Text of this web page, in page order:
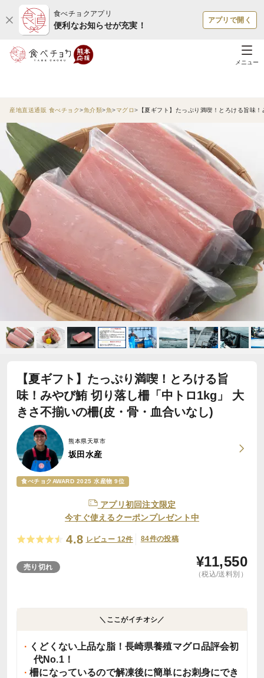
食べチョクアプリ
便利なお知らせが充実！
アプリで開く
メニュー
産地直送通販 食べチョク 魚介類 魚 マグロ 【夏ギフト】たっぷり満喫！とろける旨味
【夏ギフト】たっぷり満喫！とろける旨
味！みやび鮪 切り落し柵「中トロ1kg」 大
きさ不揃いの柵(皮・骨・血合いなし)
熊本県天草市
坂田水産
食べチョクAWARD 2025 水産物 9位
アプリ初回注文限定
今すぐ使えるクーポンプレゼント中
4.8 レビュー 12件 84件の投稿
売り切れ ¥11,550
（税込/送料別）
＼ここがイチオシ／
くどくない上品な脂！長崎県養殖マグロ品評会初
代No.1！
柵になっているので解凍後に簡単にお刺身にでき